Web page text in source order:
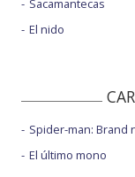
Sacamantecas
El nido
Spider-man: Brand
El último mono